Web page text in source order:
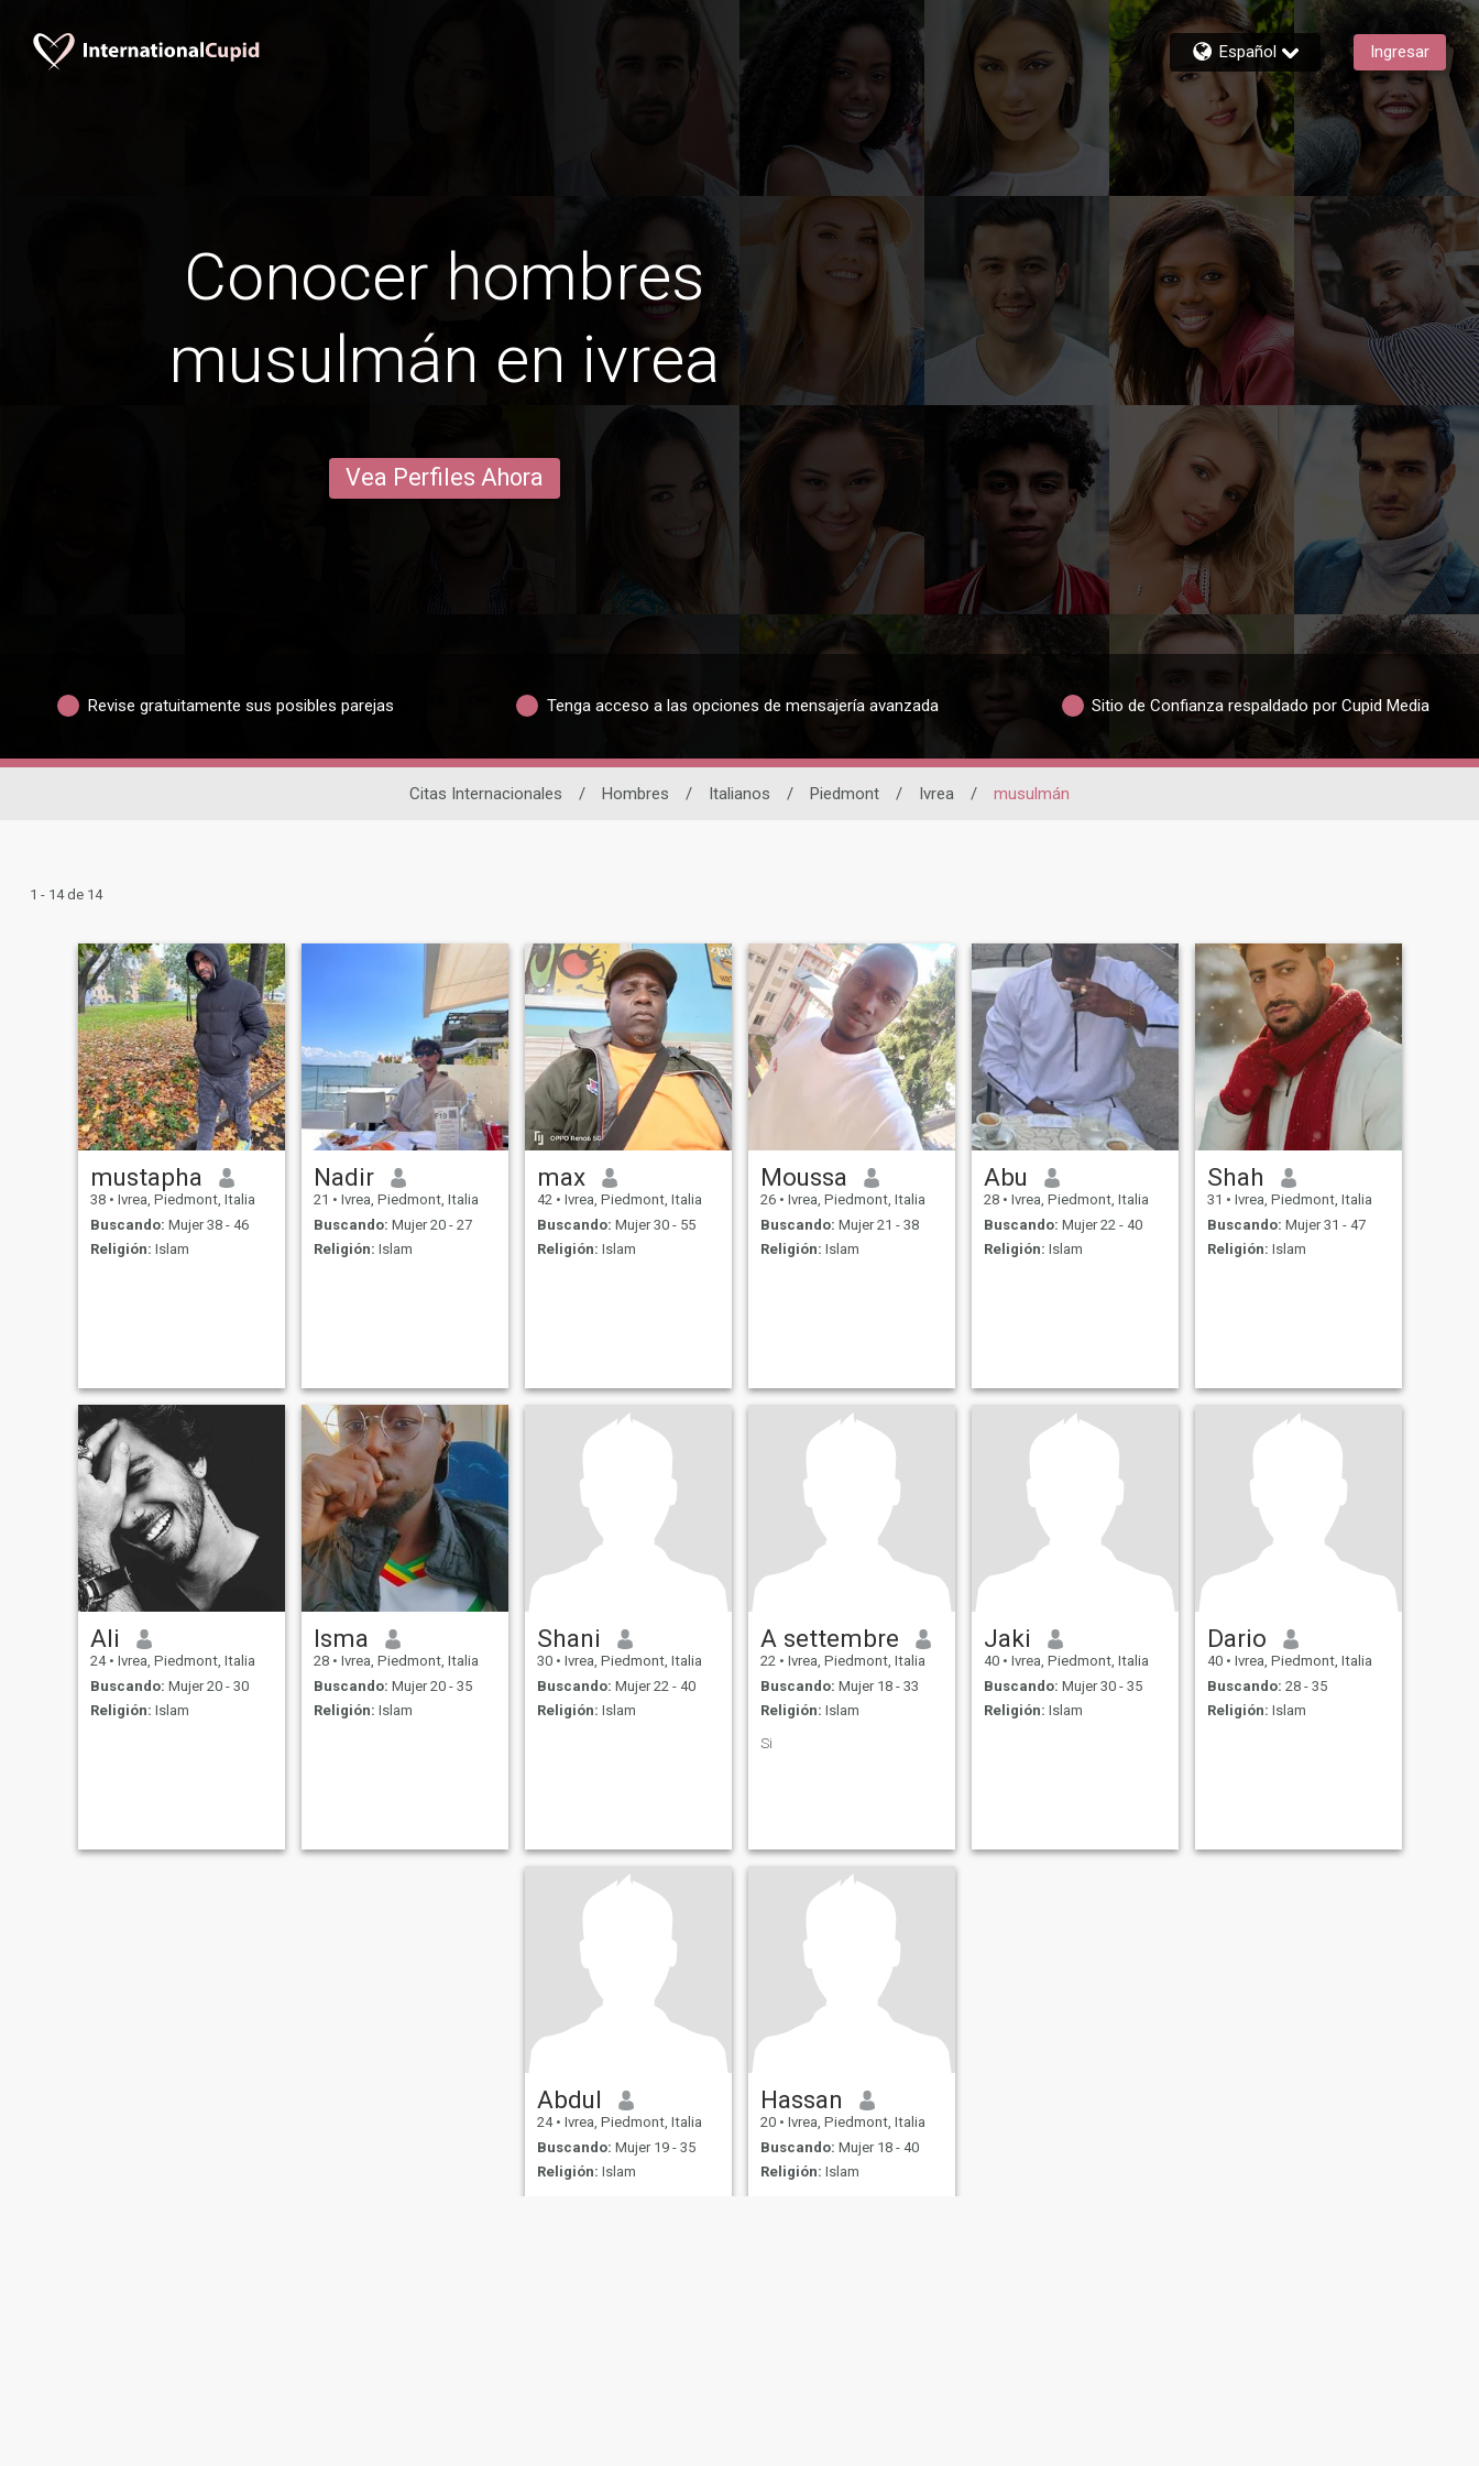
Español Ingresar
Conocer hombres
musulmán en ivrea
Vea Perfiles Ahora
Revise gratuitamente sus posibles parejas Tenga acceso a las opciones de mensajería avanzada Sitio de Confianza respaldado por Cupid Media
Citas Internacionales / Hombres / Italianos / Piedmont / Ivrea / musulmán
1 - 14 de 14
mustapha
38 • Ivrea, Piedmont, Italia
Buscando: Mujer 38 - 46
Religión: Islam
Nadir
21 • Ivrea, Piedmont, Italia
Buscando: Mujer 20 - 27
Religión: Islam
max
42 • Ivrea, Piedmont, Italia
Buscando: Mujer 30 - 55
Religión: Islam
Moussa
26 • Ivrea, Piedmont, Italia
Buscando: Mujer 21 - 38
Religión: Islam
Abu
28 • Ivrea, Piedmont, Italia
Buscando: Mujer 22 - 40
Religión: Islam
Shah
31 • Ivrea, Piedmont, Italia
Buscando: Mujer 31 - 47
Religión: Islam
Ali
24 • Ivrea, Piedmont, Italia
Buscando: Mujer 20 - 30
Religión: Islam
Isma
28 • Ivrea, Piedmont, Italia
Buscando: Mujer 20 - 35
Religión: Islam
Shani
30 • Ivrea, Piedmont, Italia
Buscando: Mujer 22 - 40
Religión: Islam
A settembre
22 • Ivrea, Piedmont, Italia
Buscando: Mujer 18 - 33
Religión: Islam
Si
Jaki
40 • Ivrea, Piedmont, Italia
Buscando: Mujer 30 - 35
Religión: Islam
Dario
40 • Ivrea, Piedmont, Italia
Buscando: 28 - 35
Religión: Islam
Abdul
24 • Ivrea, Piedmont, Italia
Buscando: Mujer 19 - 35
Religión: Islam
Hassan
20 • Ivrea, Piedmont, Italia
Buscando: Mujer 18 - 40
Religión: Islam